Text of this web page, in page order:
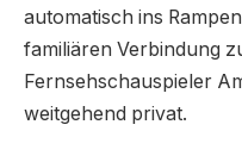
automatisch ins
familiären Verbindung
Fernsehschauspieler
weitgehend privat.